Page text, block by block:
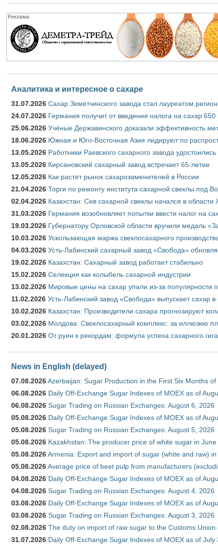
Аналитика и интересное о сахаре
31.07.2026 Сахар Земетчинского завода стал лауреатом
24.07.2026 Германия получит от введения налога на сахар
25.06.2026 Учёные Державинского доказали эффективность
18.06.2026 Южная и Юго-Восточная Азия лидируют по
13.05.2026 Работники Раевского сахарного завода удостоились
13.05.2026 Кирсановский сахарный завод встречает 65-летие
12.05.2026 Как растет рынок сахарозаменителей в России
21.04.2026 Торги по ремонту института сахарной свеклы под
02.04.2026 Казахстан: Сев сахарной свеклы начался в области
31.03.2026 Германия возобновляет попытки ввести налог на
19.03.2026 Губернатору Орловской области вручили медаль
10.03.2026 Ускользающая маржа свеклосахарного
04.03.2026 Усть-Лабинский сахарный завод «Свобода»
19.02.2026 Казахстан: Сахарный завод работает стабильно
15.02.2026 Селекция как колыбель сахарной индустрии
13.02.2026 Мировые цены на сахар упали из-за популярности
11.02.2026 Усть-Лабинский завод «Свобода» выпускает сахар в
10.02.2026 Казахстан: Производители сахара прогнозируют
03.02.2026 Молдова: Свеклосахарный комплекс: за иллюзию
20.01.2026 От руин к рекордам: формула успеха сахарного
News in English (delayed)
07.08.2026Azerbaijan: Sugar Production in the First Six Months of
06.08.2026 Daily Off-Exchange Sugar Indexes of MOEX as of
06.08.2026 Sugar Trading on Russian Exchanges: August 6, 2026
05.08.2026 Daily Off-Exchange Sugar Indexes of MOEX as of
05.08.2026 Sugar Trading on Russian Exchanges: August 5, 2026
05.08.2026 Kazakhstan: The producer price of white sugar in
05.08.2026Armenia: Export and import of sugar (white and raw)
05.08.2026Average price of beet pulp from manufacturers
04.08.2026 Daily Off-Exchange Sugar Indexes of MOEX as of
04.08.2026 Sugar Trading on Russian Exchanges: August 4, 2026
03.08.2026 Daily Off-Exchange Sugar Indexes of MOEX as of
03.08.2026 Sugar Trading on Russian Exchanges: August 3, 2026
02.08.2026 The duty on import of raw sugar to the Customs
31.07.2026 Daily Off-Exchange Sugar Indexes of MOEX as of July